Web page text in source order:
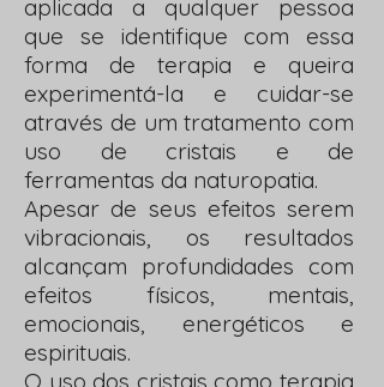
aplicada a qualquer pessoa
que se identifique com essa
forma de terapia e queira
experimentá-la e cuidar-se
através de um tratamento com
uso de cristais e de
ferramentas da naturopatia.
Apesar de seus efeitos serem
vibracionais, os resultados
alcançam profundidades com
efeitos físicos, mentais,
emocionais, energéticos e
espirituais.
O uso dos cristais como terapia